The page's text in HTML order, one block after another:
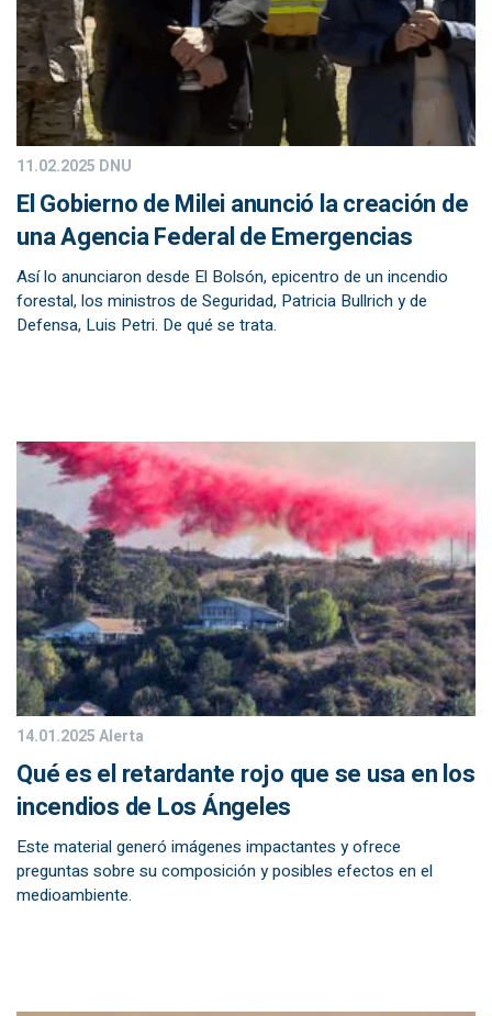
11.02.2025 DNU
El Gobierno de Milei anunció la creación de
una Agencia Federal de Emergencias
Así lo anunciaron desde El Bolsón, epicentro de un incendio
forestal, los ministros de Seguridad, Patricia Bullrich y de
Defensa, Luis Petri. De qué se trata.
14.01.2025Alerta
Qué es el retardante rojo que se usa en los
incendios de Los Ángeles
Este material generó imágenes impactantes y ofrece
preguntas sobre su composición y posibles efectos en el
medioambiente.